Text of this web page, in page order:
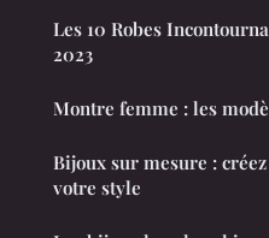
Les 10 Robes
2023
Montre femme : les
Bijoux sur mesure :
votre style